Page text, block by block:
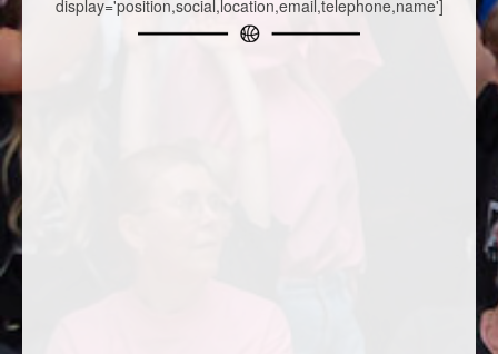
display='position,social,location,email,telephone,name']